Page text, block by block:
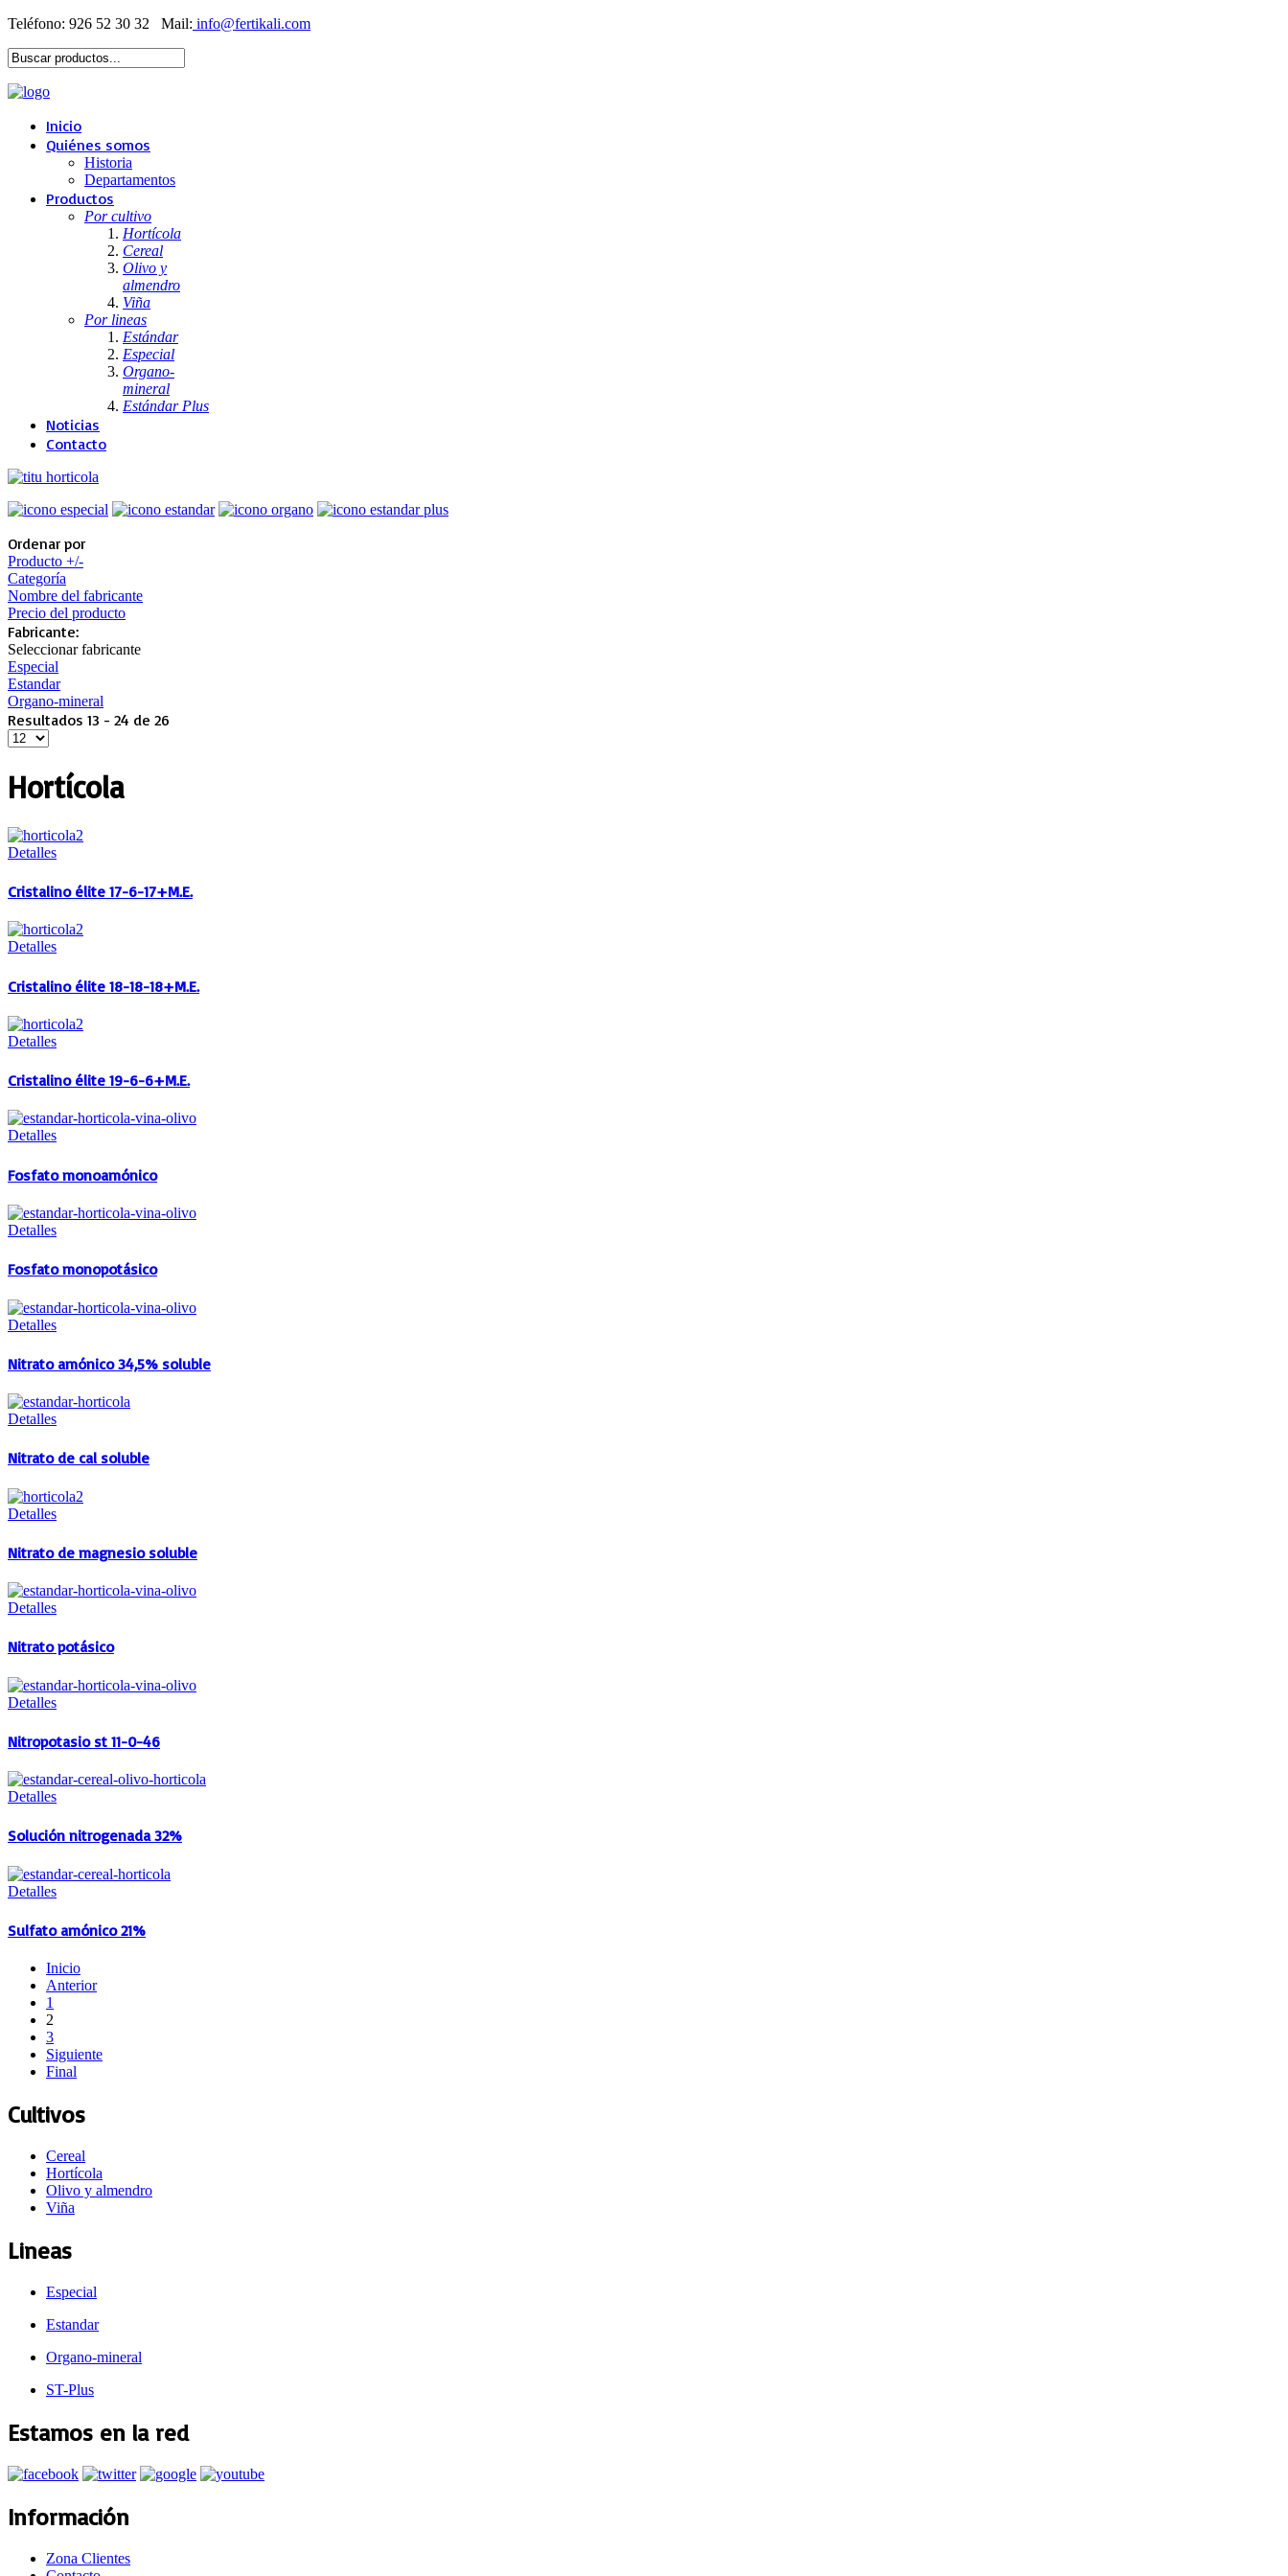
Teléfono: 926 52 30 32 Mail:
Inicio
Quiénes somos
Historia
Departamentos
Productos
Por cultivo
Hortícola
Cereal
Olivo y
almendro
Viña
Por lineas
Estándar
Especial
Organo-
mineral
Estándar Plus
Noticias
Contacto
Ordenar por
Producto +/-
Categoría
Nombre del fabricante
Precio del producto
Fabricante:
Seleccionar fabricante
Especial
Estandar
Organo-mineral
Resultados 13 - 24 de 26
Hortícola
Detalles
Cristalino élite 17-6-17+M.E.
Detalles
Cristalino élite 18-18-18+M.E.
Detalles
Cristalino élite 19-6-6+M.E.
Detalles
Fosfato monoamónico
Detalles
Fosfato monopotásico
Detalles
Nitrato amónico 34,5% soluble
Detalles
Nitrato de cal soluble
Detalles
Nitrato de magnesio soluble
Detalles
Nitrato potásico
Detalles
Nitropotasio st 11-0-46
Detalles
Solución nitrogenada 32%
Detalles
Sulfato amónico 21%
Inicio
Anterior
1
2
3
Siguiente
Final
Cultivos
Cereal
Hortícola
Olivo y almendro
Viña
Lineas
Especial
Estandar
Organo-mineral
ST-Plus
Estamos en la red
Información
Zona Clientes